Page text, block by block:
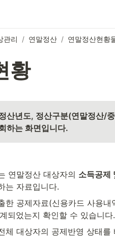
관리 / 연말정산 / 연말정산현황
황
산년도, 정산구분(연말정산/
하는 화면입니다.
연말정산 대상자의 소득공제
는 자료입니다.
한 공제자료(신용카드 사용
되었는지 확인할 수 있습니다.
체 대상자의 공제반영 상태